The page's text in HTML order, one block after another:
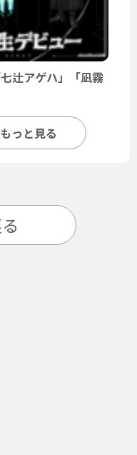
辻アゲハ」「凪霧
っと見る